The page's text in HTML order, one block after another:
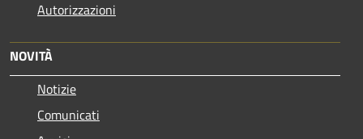
Autorizzazioni
NOVITÀ
Notizie
Comunicati